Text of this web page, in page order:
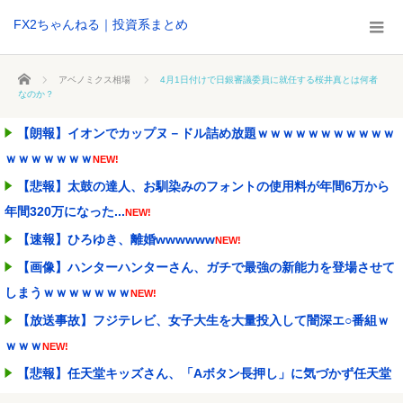
FX2ちゃんねる｜投資系まとめ
ホーム アベノミクス相場
4月1日付けで日銀審議委員に就任する桜井真とは何者
なのか？
【朗報】イオンでカップヌ－ドル詰め放題ｗｗｗｗｗｗｗｗｗｗｗ
ｗｗｗｗｗｗｗNEW!
【悲報】太鼓の達人、お馴染みのフォントの使用料が年間6万から
年間320万になった...NEW!
【速報】ひろゆき、離婚wwwwwwNEW!
【画像】ハンターハンターさん、ガチで最強の新能力を登場させて
しまうｗｗｗｗｗｗｗNEW!
【放送事故】フジテレビ、女子大生を大量投入して闇深エ○番組ｗ
ｗｗｗNEW!
【悲報】任天堂キッズさん、「Aボタン長押し」に気づかず任天堂